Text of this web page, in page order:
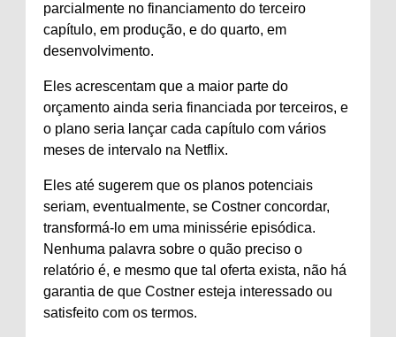
parcialmente no financiamento do terceiro
capítulo, em produção, e do quarto, em
desenvolvimento.
Eles acrescentam que a maior parte do
orçamento ainda seria financiada por terceiros, e
o plano seria lançar cada capítulo com vários
meses de intervalo na Netflix.
Eles até sugerem que os planos potenciais
seriam, eventualmente, se Costner concordar,
transformá-lo em uma minissérie episódica.
Nenhuma palavra sobre o quão preciso o
relatório é, e mesmo que tal oferta exista, não há
garantia de que Costner esteja interessado ou
satisfeito com os termos.